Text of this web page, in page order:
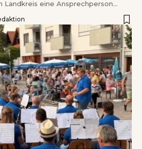
Landkreis eine Ansprechperson…